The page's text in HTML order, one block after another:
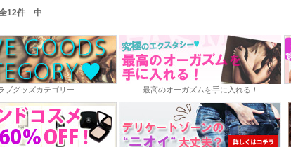
12件 中
ブグッズカテゴリー 最高のオーガズムを手に入れる！